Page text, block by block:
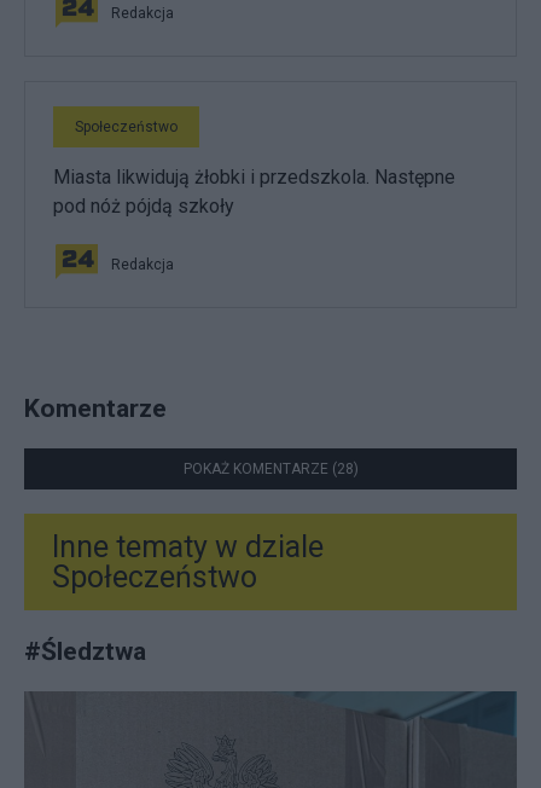
Redakcja
Społeczeństwo
Miasta likwidują żłobki i przedszkola. Następne
pod nóż pójdą szkoły
Redakcja
Komentarze
POKAŻ KOMENTARZE (28)
Inne tematy w dziale
Społeczeństwo
#Śledztwa